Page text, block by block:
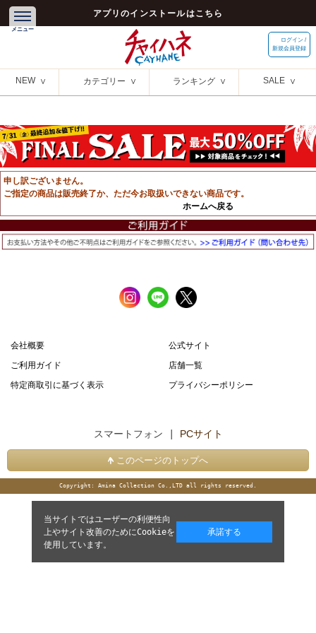
アプリのインストールはこちら
ログイン /
新規会員登録
NEW カテゴリー ランキング SALE
申し訳ございません。
ご指定の商品は販売終了か、ただ今お取扱いできない商品です。
ホームへ戻る
会社概要
公式サイト
ご利用ガイド
店舗一覧
特定商取引に基づく表示
プライバシーポリシー
スマートフォン | PCサイト
このページのトップへ
Copyright: Amina Collection Co.,LTD all rights reserved.
当サイトではユーザーの利便性向
上やサイト改善のためにCookieを
使用しています。
承諾する